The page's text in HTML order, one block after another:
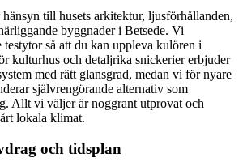
till husets arkitektur, ljusförhållanden,
byggnader i Betsede. Vi
testytor så att du kan uppleva kulören i
kulturhus och detaljrika snickerier erbjuder
med rätt glansgrad, medan vi för nyare
självrengörande alternativ som
Allt vi väljer är noggrant utprovat och
lokala klimat.
och tidsplan